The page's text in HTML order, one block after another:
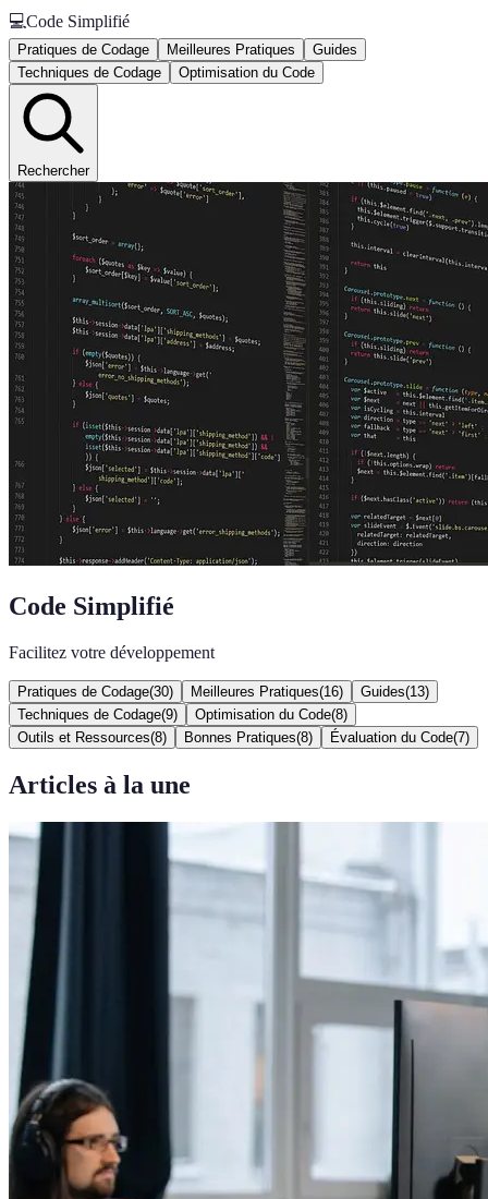
💻Code Simplifié
Pratiques de Codage Meilleures Pratiques
Guides
Techniques de Codage
Optimisation du Code
Rechercher
Code Simplifié
Facilitez votre développement
Pratiques de Codage(30) Meilleures Pratiques(16) Guides(13)
Techniques de Codage(9) Optimisation du Code(8)
Outils et Ressources(8) Bonnes Pratiques(8) Évaluation du Code(7)
Articles à la une